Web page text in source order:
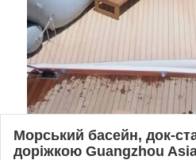
Морський басейн, док-
доріжкою Guangzhou